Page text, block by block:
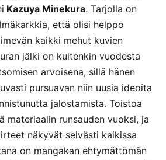
Kazuya Minekura. Tarjolla on
että olisi helppo
kaikki mehut kuvien
jälki on kuitenkin vuodesta
arvoisena, sillä hänen
pursuavan niin uusia ideoita
jalostamista. Toistoa
materiaalin runsauden vuoksi, ja
näkyvät selvästi kaikissa
on mangakan ehtymättömän